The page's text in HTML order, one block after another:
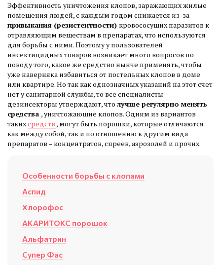
Эффективность уничтожения клопов, заражающих жилые
помещения людей, с каждым годом снижается из-за
привыкания (резистентности) кровососущих паразитов к
отравляющим веществам в препаратах, что используются
для борьбы с ними. Поэтому у пользователей
инсектицидных товаров возникает много вопросов по
поводу того, какое же средство нынче применять, чтобы
уже наверняка избавиться от постельных клопов в доме
или квартире. Но так как однозначных указаний на этот счет
нет у санитарной службы, то все специалисты-
дезинсекторы утверждают, чтолучше регулярно менять
средства , уничтожающие клопов. Одним из вариантов
такихсредств , могут быть порошки, которые отличаются
как между собой, так и по отношению к другим вида
препаратов – концентратов, спреев, аэрозолей и прочих.
Особенности борьбы с клопами
Аспид
Хлорофос
АКАРИТОКС порошок
Альфатрин
Супер Фас